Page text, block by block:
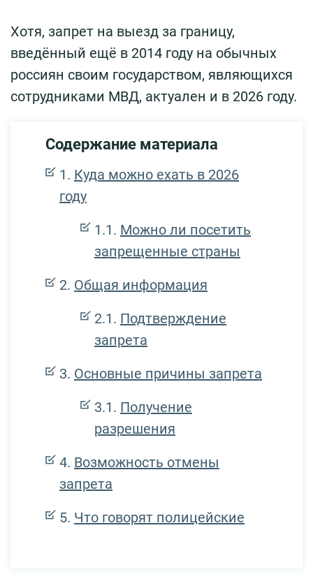
Хотя, запрет на выезд за границу,
введённый ещё в 2014 году на обычных
россиян своим государством, являющихся
сотрудниками МВД, актуален и в 2026 году.
Содержание материала
Куда можно ехать в 2026
году
Можно ли посетить
запрещенные страны
Общая информация
Подтверждение
запрета
Основные причины запрета
Получение
разрешения
Возможность отмены
запрета
Что говорят полицейские